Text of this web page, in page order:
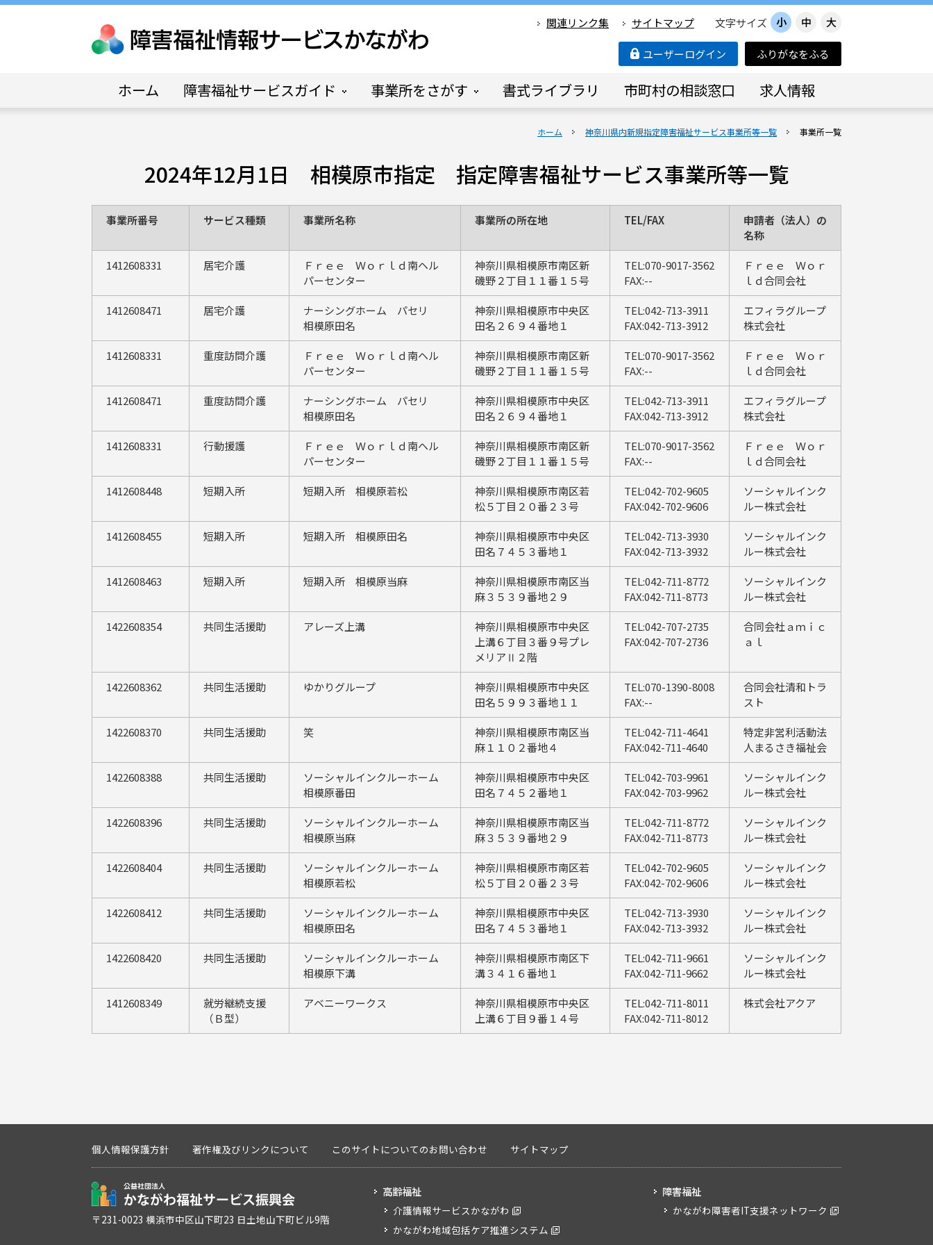
関連リンク集 サイトマップ 文字サイズ 小 中 大
ユーザーログイン ふりがなをふる
ホーム 障害福祉サービスガイド 事業所をさがす 書式ライブラリ 市町村の相談窓口 求人情報
ホーム 神奈川県内新規指定障害福祉サービス事業所等一覧 事業所一覧
2024年12月1日 相模原市指定 指定障害福祉サービス事業所等一覧
事業所番号 サービス種類 事業所名称 事業所の所在地 TEL/FAX
申請者（法人）の
名称
1412608331 居宅介護
Ｆｒｅｅ Ｗｏｒｌｄ南ヘル
パーセンター
神奈川県相模原市南区新
磯野２丁目１１番１５号
TEL:070-9017-3562
FAX:--
Ｆｒｅｅ Ｗｏｒ
ｌｄ合同会社
1412608471 居宅介護
ナーシングホーム パセリ
相模原田名
神奈川県相模原市中央区
田名２６９４番地１
TEL:042-713-3911
FAX:042-713-3912
エフィラグループ
株式会社
1412608331 重度訪問介護
Ｆｒｅｅ Ｗｏｒｌｄ南ヘル
パーセンター
神奈川県相模原市南区新
磯野２丁目１１番１５号
TEL:070-9017-3562
FAX:--
Ｆｒｅｅ Ｗｏｒ
ｌｄ合同会社
1412608471 重度訪問介護
ナーシングホーム パセリ
相模原田名
神奈川県相模原市中央区
田名２６９４番地１
TEL:042-713-3911
FAX:042-713-3912
エフィラグループ
株式会社
1412608331 行動援護
Ｆｒｅｅ Ｗｏｒｌｄ南ヘル
パーセンター
神奈川県相模原市南区新
磯野２丁目１１番１５号
TEL:070-9017-3562
FAX:--
Ｆｒｅｅ Ｗｏｒ
ｌｄ合同会社
1412608448 短期入所 短期入所 相模原若松
神奈川県相模原市南区若
松５丁目２０番２３号
TEL:042-702-9605
FAX:042-702-9606
ソーシャルインク
ルー株式会社
1412608455 短期入所 短期入所 相模原田名
神奈川県相模原市中央区
田名７４５３番地１
TEL:042-713-3930
FAX:042-713-3932
ソーシャルインク
ルー株式会社
1412608463 短期入所 短期入所 相模原当麻
神奈川県相模原市南区当
麻３５３９番地２９
TEL:042-711-8772
FAX:042-711-8773
ソーシャルインク
ルー株式会社
1422608354 共同生活援助 アレーズ上溝
神奈川県相模原市中央区
上溝６丁目３番９号プレ
メリアⅡ２階
TEL:042-707-2735
FAX:042-707-2736
合同会社ａｍｉｃ
ａｌ
1422608362 共同生活援助 ゆかりグループ
神奈川県相模原市中央区
田名５９９３番地１１
TEL:070-1390-8008
FAX:--
合同会社清和トラ
スト
1422608370 共同生活援助 笑
神奈川県相模原市南区当
麻１１０２番地４
TEL:042-711-4641
FAX:042-711-4640
特定非営利活動法
人まるさき福祉会
1422608388 共同生活援助
ソーシャルインクルーホーム
相模原番田
神奈川県相模原市中央区
田名７４５２番地１
TEL:042-703-9961
FAX:042-703-9962
ソーシャルインク
ルー株式会社
1422608396 共同生活援助
ソーシャルインクルーホーム
相模原当麻
神奈川県相模原市南区当
麻３５３９番地２９
TEL:042-711-8772
FAX:042-711-8773
ソーシャルインク
ルー株式会社
1422608404 共同生活援助
ソーシャルインクルーホーム
相模原若松
神奈川県相模原市南区若
松５丁目２０番２３号
TEL:042-702-9605
FAX:042-702-9606
ソーシャルインク
ルー株式会社
1422608412 共同生活援助
ソーシャルインクルーホーム
相模原田名
神奈川県相模原市中央区
田名７４５３番地１
TEL:042-713-3930
FAX:042-713-3932
ソーシャルインク
ルー株式会社
1422608420 共同生活援助
ソーシャルインクルーホーム
相模原下溝
神奈川県相模原市南区下
溝３４１６番地１
TEL:042-711-9661
FAX:042-711-9662
ソーシャルインク
ルー株式会社
1412608349
就労継続支援
（Ｂ型）
アベニーワークス
神奈川県相模原市中央区
上溝６丁目９番１４号
TEL:042-711-8011
FAX:042-711-8012
株式会社アクア
個人情報保護方針 著作権及びリンクについて このサイトについてのお問い合わせ サイトマップ
〒231-0023 横浜市中区山下町23 日土地山下町ビル9階
高齢福祉
介護情報サービスかながわ
かながわ地域包括ケア推進システム
障害福祉
かながわ障害者IT支援ネットワーク